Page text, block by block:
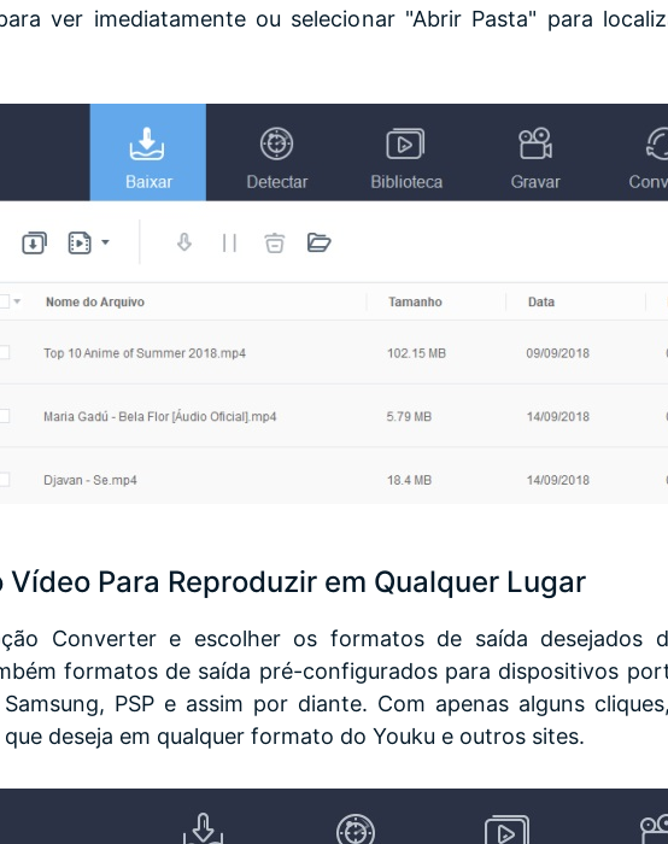
ver imediatamente ou selecionar "Abrir Pasta" para
Para Reproduzir em Qualquer Lugar
Converter e escolher os formatos de saída desejados
formatos de saída pré-configurados para dispositivos
PSP e assim por diante. Com apenas alguns
deseja em qualquer formato do Youku e outros sites.